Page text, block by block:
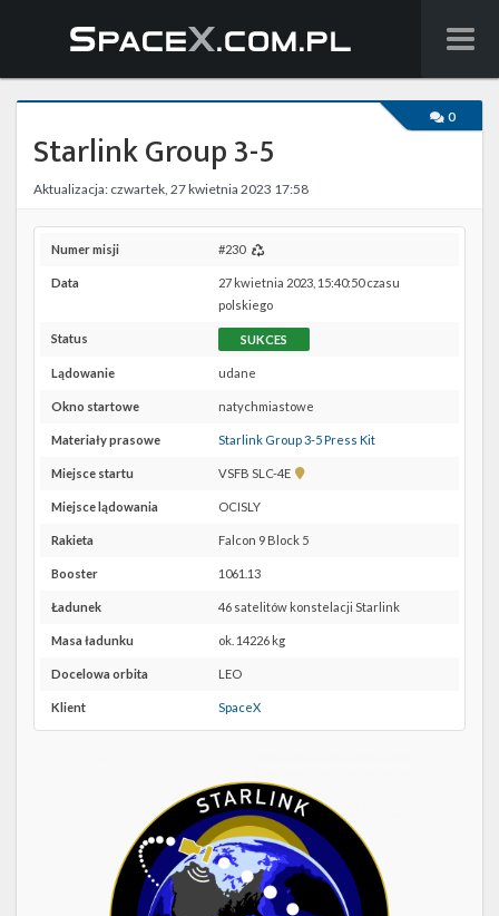
Wiadomości
Baza wiedzy
Starlink
Starship
Szukaj
Facebook
Twitter
Kalendarze
0
Starlink Group 3-5
Aktualizacja: czwartek, 27 kwietnia 2023 17:58
Numer misji #230
Data
27 kwietnia 2023, 15:40:50 czasu
polskiego
Status SUKCES
Lądowanie udane
Okno startowe natychmiastowe
Materiały prasowe Starlink Group 3-5 Press Kit
Miejsce startu VSFB SLC-4E
Pokaż
SLC-
Maps
Miejsce lądowania OCISLY
Rakieta Falcon 9 Block 5
Booster 1061.13
Ładunek 46 satelitów konstelacji Starlink
Masa ładunku ok. 14226 kg
Docelowa orbita LEO
Klient SpaceX